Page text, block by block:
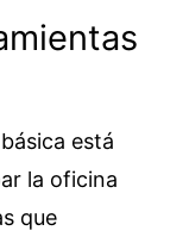
está
la oficina
que